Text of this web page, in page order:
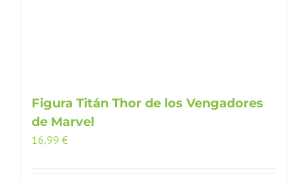
Figura Titán Thor de los Vengadores
de Marvel
16,99 €